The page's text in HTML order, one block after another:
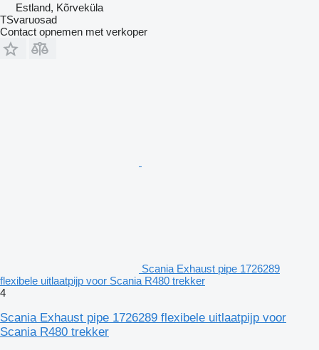
Estland, Kõrveküla
TSvaruosad
Contact opnemen met verkoper
Scania Exhaust pipe 1726289
flexibele uitlaatpijp voor Scania R480 trekker
4
Scania Exhaust pipe 1726289 flexibele uitlaatpijp voor
Scania R480 trekker